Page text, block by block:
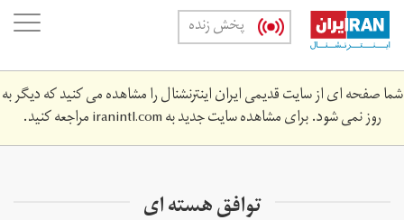
Skip
main
content
پخش زنده
شما صفحه ای از سایت قدیمی ایران اینترنشنال را مشاهده می کنید که دیگر به
روز نمی شود. برای مشاهده سایت جدید بهiranintl.comمراجعه کنید.
توافق هسته ای